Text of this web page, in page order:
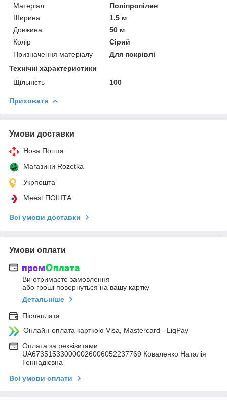
Матеріал
Поліпропілен
Ширина
1.5 м
Довжина
50 м
Колір
Сірий
Призначення матеріалу
Для покрівлі
Технічні характеристики
Щільність
100
Приховати
Умови доставки
Нова Пошта
Магазини Rozetka
Укрпошта
Meest ПОШТА
Всі умови доставки
Умови оплати
Ви отримаєте замовлення
або гроші повернуться на вашу картку
Детальніше
Післяплата
Онлайн-оплата карткою Visa, Mastercard - LiqPay
Оплата за реквізитами
UA673515330000026006052237769 Коваленко Наталія
Геннадієвна
Всі умови оплати